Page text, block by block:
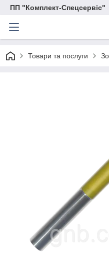
ПП "Комплект-Спецсервіс"
Товари та послуги